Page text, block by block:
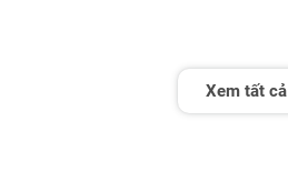
Xem tất cả